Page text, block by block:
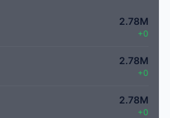
2.78M
+0
2.78M
+0
2.78M
+0